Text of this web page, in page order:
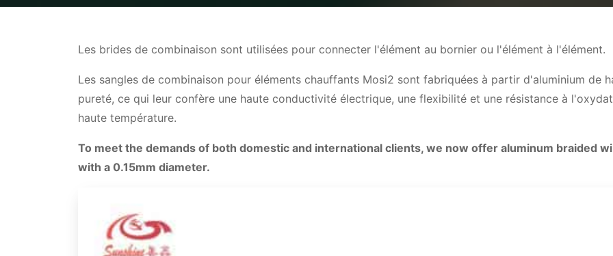
Les brides de combinaison sont utilisées pour connecter l'élément au bornier ou l'élément à l'élément.
Les sangles de combinaison pour éléments chauffants Mosi2 sont fabriquées à partir d'aluminium de
pureté, ce qui leur confère une haute conductivité électrique, une flexibilité et une résistance à
haute température.
To meet the demands of both domestic and international clients, we now offer aluminum braided
with a 0.15mm diameter.